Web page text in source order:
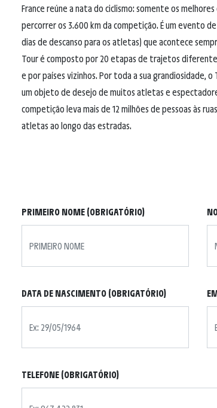
France reúne a nata do ciclismo: somente os
percorrer os 3.600 km da competição. É um evento de
dias de descanso para os atletas) que acontece
Tour é composto por 20 etapas de trajetos
e por países vizinhos. Por toda a sua grandiosidade,
um objeto de desejo de muitos atletas e
competição leva mais de 12 milhões de pessoas às
atletas ao longo das estradas.
PRIMEIRO NOME (OBRIGATÓRIO)
DATA DE NASCIMENTO (OBRIGATÓRIO)
TELEFONE (OBRIGATÓRIO)